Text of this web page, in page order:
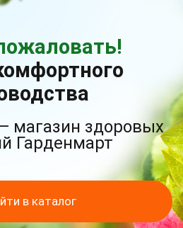
магазин здоровых
Гарденмарт
в каталог